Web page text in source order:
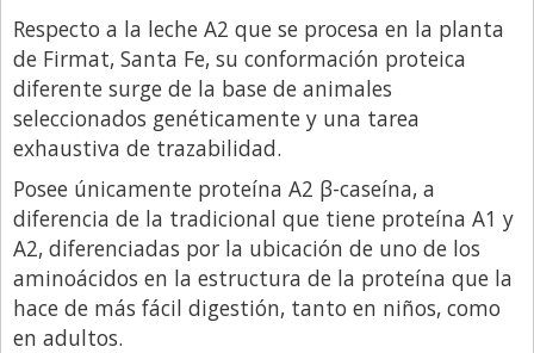
Respecto a la leche A2 que se procesa en la planta
de Firmat, Santa Fe, su conformación proteica
diferente surge de la base de animales
seleccionados genéticamente y una tarea
exhaustiva de trazabilidad.
Posee únicamente proteína A2 β-caseína, a
diferencia de la tradicional que tiene proteína A1 y
A2, diferenciadas por la ubicación de uno de los
aminoácidos en la estructura de la proteína que la
hace de más fácil digestión, tanto en niños, como
en adultos.